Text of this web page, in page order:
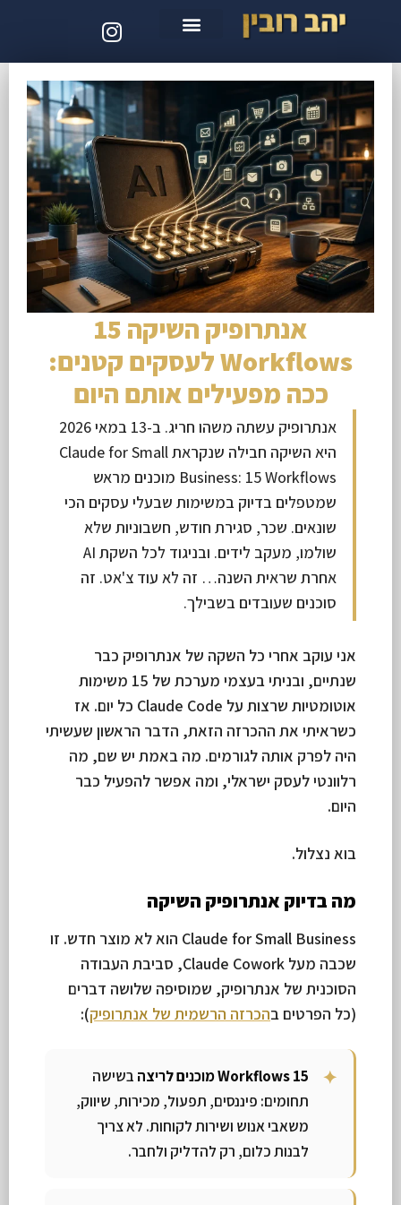
אנתרופיק השיקה 15
Workflows לעסקים קטנים:
ככה מפעילים אותם היום
אנתרופיק עשתה משהו חריג. ב-13 במאי 2026
היא השיקה חבילה שנקראת Claude for Small
Business: 15 Workflows מוכנים מראש
שמטפלים בדיוק במשימות שבעלי עסקים הכי
שונאים. שכר, סגירת חודש, חשבוניות שלא
שולמו, מעקב לידים. ובניגוד לכל השקת AI
אחרת שראית השנה… זה לא עוד צ'אט. זה
סוכנים שעובדים בשבילך.
אני עוקב אחרי כל השקה של אנתרופיק כבר
שנתיים, ובניתי בעצמי מערכת של 15 משימות
אוטומטיות שרצות על Claude Code כל יום. אז
כשראיתי את ההכרזה הזאת, הדבר הראשון שעשיתי
היה לפרק אותה לגורמים. מה באמת יש שם, מה
רלוונטי לעסק ישראלי, ומה אפשר להפעיל כבר
היום.
בוא נצלול.
מה בדיוק אנתרופיק השיקה
Claude for Small Business הוא לא מוצר חדש. זו
שכבה מעל Claude Cowork, סביבת העבודה
הסוכנית של אנתרופיק, שמוסיפה שלושה דברים
(כל הפרטים בהכרזה הרשמית של אנתרופיק):
15 Workflows מוכנים לריצה
בשישה
תחומים: פיננסים, תפעול, מכירות, שיווק,
משאבי אנוש ושירות לקוחות. לא צריך
לבנות כלום, רק להדליק ולחבר.